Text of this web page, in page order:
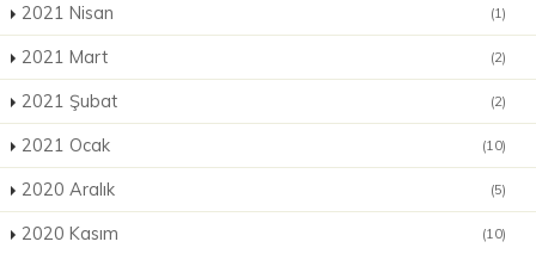
2021 Nisan (1)
2021 Mart (2)
2021 Şubat (2)
2021 Ocak (10)
2020 Aralık (5)
2020 Kasım (10)